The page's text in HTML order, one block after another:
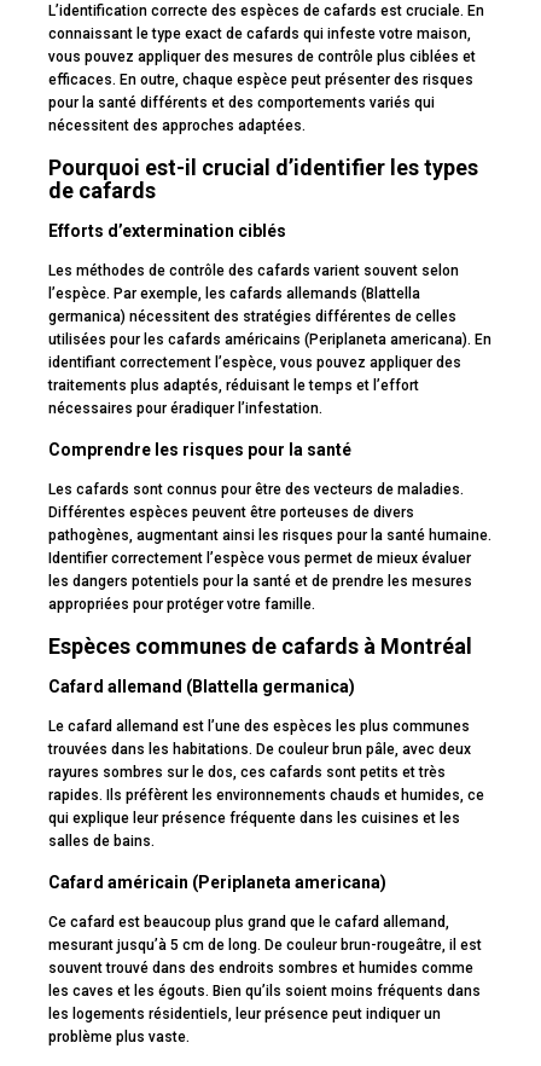
L’identification correcte des espèces de cafards est cruciale. En
connaissant le type exact de cafards qui infeste votre maison,
vous pouvez appliquer des mesures de contrôle plus ciblées et
efficaces. En outre, chaque espèce peut présenter des risques
pour la santé différents et des comportements variés qui
nécessitent des approches adaptées.
Pourquoi est-il crucial d’identifier les types
de cafards
Efforts d’extermination ciblés
Les méthodes de contrôle des cafards varient souvent selon
l’espèce. Par exemple, les cafards allemands (Blattella
germanica) nécessitent des stratégies différentes de celles
utilisées pour les cafards américains (Periplaneta americana). En
identifiant correctement l’espèce, vous pouvez appliquer des
traitements plus adaptés, réduisant le temps et l’effort
nécessaires pour éradiquer l’infestation.
Comprendre les risques pour la santé
Les cafards sont connus pour être des vecteurs de maladies.
Différentes espèces peuvent être porteuses de divers
pathogènes, augmentant ainsi les risques pour la santé humaine.
Identifier correctement l’espèce vous permet de mieux évaluer
les dangers potentiels pour la santé et de prendre les mesures
appropriées pour protéger votre famille.
Espèces communes de cafards à Montréal
Cafard allemand (Blattella germanica)
Le cafard allemand est l’une des espèces les plus communes
trouvées dans les habitations. De couleur brun pâle, avec deux
rayures sombres sur le dos, ces cafards sont petits et très
rapides. Ils préfèrent les environnements chauds et humides, ce
qui explique leur présence fréquente dans les cuisines et les
salles de bains.
Cafard américain (Periplaneta americana)
Ce cafard est beaucoup plus grand que le cafard allemand,
mesurant jusqu’à 5 cm de long. De couleur brun-rougeâtre, il est
souvent trouvé dans des endroits sombres et humides comme
les caves et les égouts. Bien qu’ils soient moins fréquents dans
les logements résidentiels, leur présence peut indiquer un
problème plus vaste.